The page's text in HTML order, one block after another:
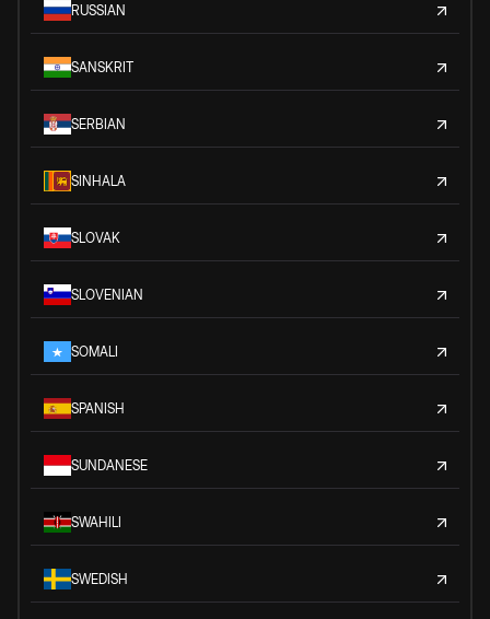
RUSSIAN
SANSKRIT
SERBIAN
SINHALA
SLOVAK
SLOVENIAN
SOMALI
SPANISH
SUNDANESE
SWAHILI
SWEDISH